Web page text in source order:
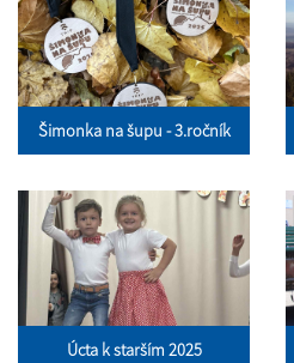
Šimonka na šupu - 3.ročník
Úcta k starším 2025